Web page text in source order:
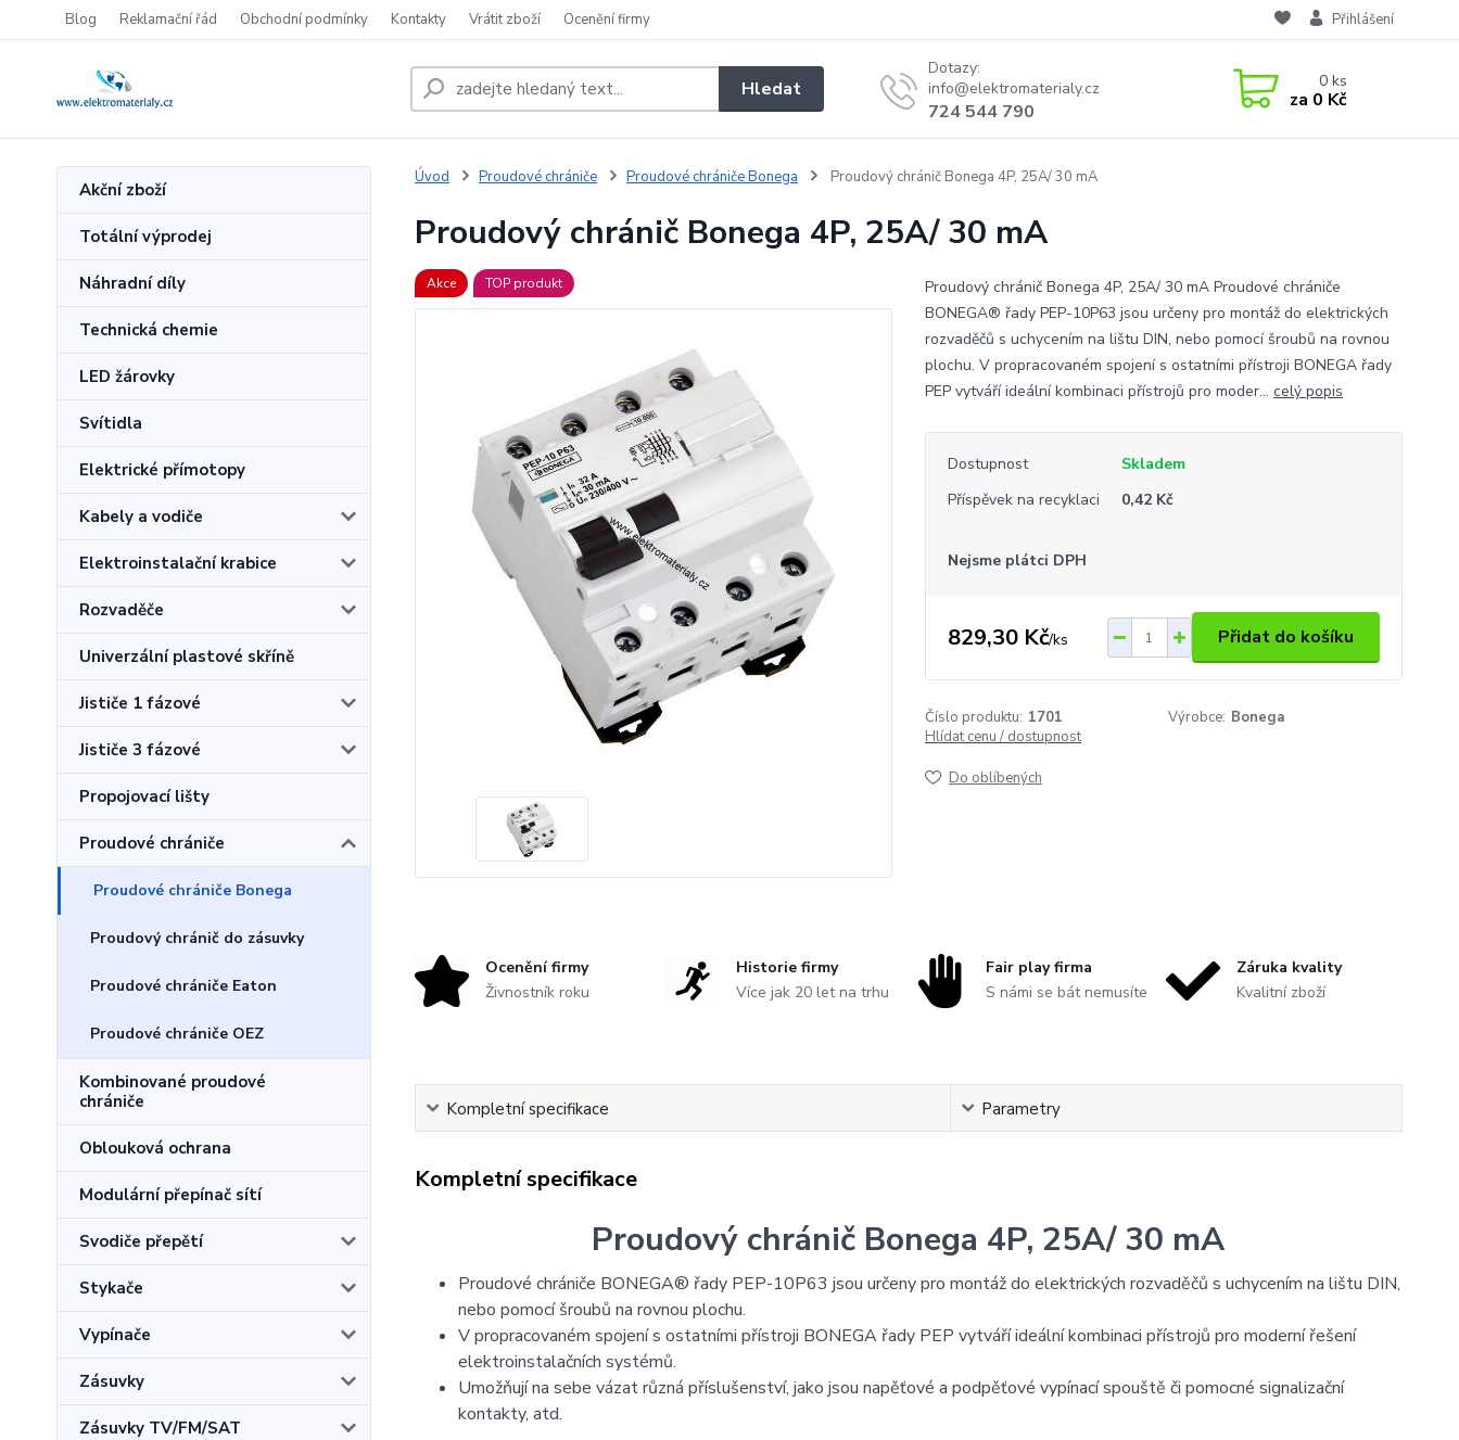
Blog Reklamační řád Obchodní podmínky Kontakty Vrátit zboží Ocenění firmy Přihlášení
Hledat
Dotazy:
info@elektromaterialy.cz
724 544 790
0ks
za 0 Kč
Akční zboží
Totální výprodej
Náhradní díly
Technická chemie
LED žárovky
Svítidla
Elektrické přímotopy
Kabely a vodiče
Elektroinstalační krabice
Rozvaděče
Univerzální plastové skříně
Jističe 1 fázové
Jističe 3 fázové
Propojovací lišty
Proudové chrániče
Proudové chrániče Bonega
Proudový chránič do zásuvky
Proudové chrániče Eaton
Proudové chrániče OEZ
Kombinované proudové
chrániče
Oblouková ochrana
Modulární přepínač sítí
Svodiče přepětí
Stykače
Vypínače
Zásuvky
Zásuvky TV/FM/SAT
Úvod Proudové chrániče Proudové chrániče Bonega Proudový chránič Bonega 4P, 25A/ 30 mA
Proudový chránič Bonega 4P, 25A/ 30 mA
Akce TOP produkt
Proudový chránič Bonega 4P, 25A/ 30 mA Proudové chrániče
BONEGA® řady PEP-10P63 jsou určeny pro montáž do elektrických
rozvaděčů s uchycením na lištu DIN, nebo pomocí šroubů na rovnou
plochu. V propracovaném spojení s ostatními přístroji BONEGA řady
PEP vytváří ideální kombinaci přístrojů pro moder... celý popis
Dostupnost
Skladem
Příspěvek na recyklaci
0,42 Kč
Nejsme plátci DPH
829,30 Kč/ks Přidat do košíku
Číslo produktu: 1701 Výrobce: Bonega
Hlídat cenu / dostupnost
Do oblíbených
Ocenění firmy
Živnostník roku
Historie firmy
Více jak 20 let na trhu
Fair play firma
S námi se bát nemusíte
Záruka kvality
Kvalitní zboží
Kompletní specifikace Parametry
Kompletní specifikace
Proudový chránič Bonega 4P, 25A/ 30 mA
Proudové chrániče BONEGA® řady PEP-10P63 jsou určeny pro montáž do elektrických rozvaděčů s uchycením na lištu DIN,
nebo pomocí šroubů na rovnou plochu.
V propracovaném spojení s ostatními přístroji BONEGA řady PEP vytváří ideální kombinaci přístrojů pro moderní řešení
elektroinstalačních systémů.
Umožňují na sebe vázat různá příslušenství, jako jsou napěťové a podpěťové vypínací spouště či pomocné signalizační
kontakty, atd.